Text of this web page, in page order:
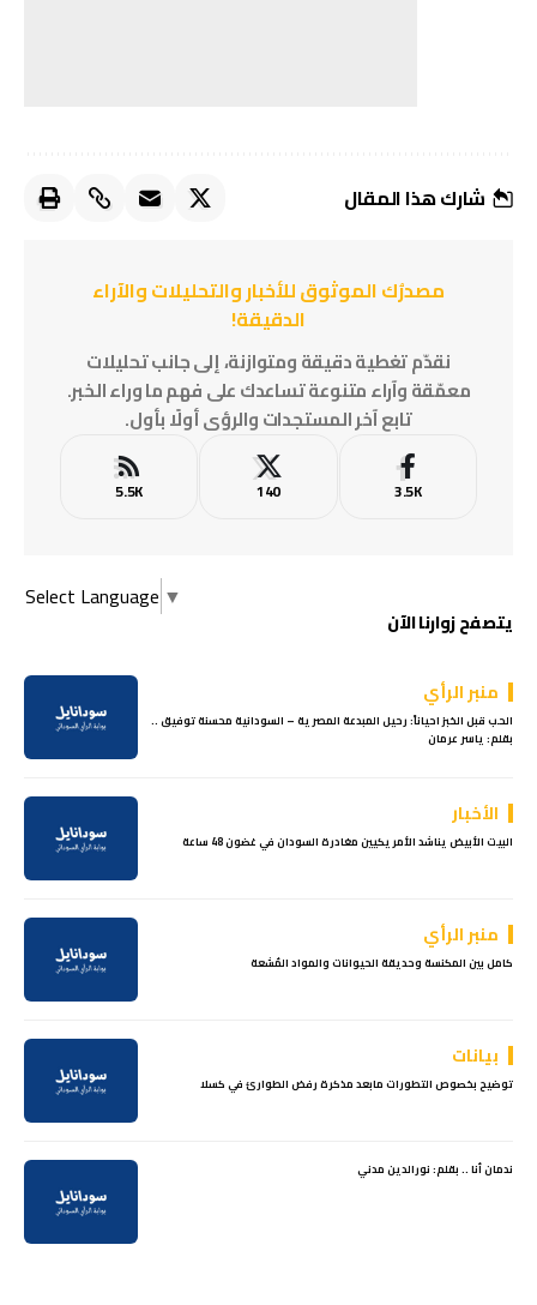
شارك هذا المقال
مصدرُك الموثوق للأخبار والتحليلات والآراء
الدقيقة!
نقدّم تغطية دقيقة ومتوازنة، إلى جانب تحليلات
معمّقة وآراء متنوعة تساعدك على فهم ما وراء الخبر.
تابع آخر المستجدات والرؤى أولًا بأول.
3.5K
140
5.5K
Select Language ▼
يتصفح زوارنا الآن
منبر الرأي
الحب قبل الخبز احياناً: رحيل المبدعة المصرية – السودانية محسنة توفيق ..
بقلم: ياسر عرمان
الأخبار
البيت الأبيض يناشد الأمريكيين مغادرة السودان في غضون 48 ساعة
منبر الرأي
كامل بين المكنسة وحديقة الحيوانات والمواد المُشعة
بيانات
توضيح بخصوص التطورات مابعد مذكرة رفض الطوارئ في كسلا
ندمان أنا .. بقلم: نورالدين مدني